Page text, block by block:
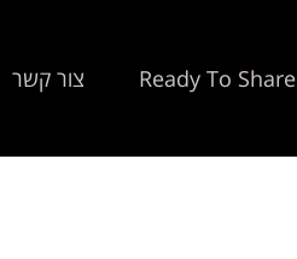
Ready To Share צור קשר